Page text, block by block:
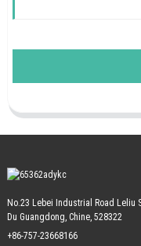
No.23 Lebei Industrial Road Leliu
Du Guangdong, Chine, 528322
+86-757-23668166